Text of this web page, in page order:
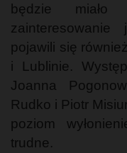
będzie miało
pojawili się
i Lublinie.
Joanna
Rudko i Piotr
poziom
trudne.